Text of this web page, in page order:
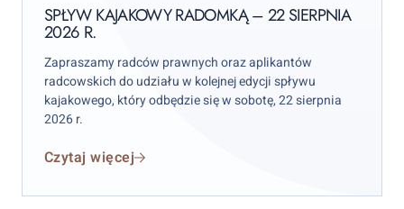
sierpnia
2026
SPŁYW KAJAKOWY RADOMKĄ – 22 SIERPNIA
2026 R.
Zapraszamy radców prawnych oraz aplikantów
radcowskich do udziału w kolejnej edycji spływu
kajakowego, który odbędzie się w sobotę, 22 sierpnia
2026 r.
Czytaj więcej